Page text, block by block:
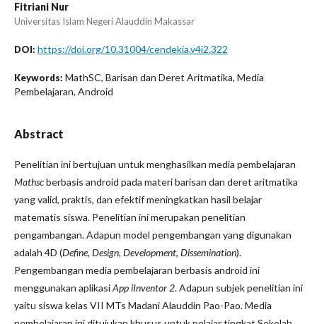
Fitriani Nur
Universitas Islam Negeri Alauddin Makassar
DOI: https://doi.org/10.31004/cendekia.v4i2.322
Keywords: MathSC, Barisan dan Deret Aritmatika, Media
Pembelajaran, Android
Abstract
Penelitian ini bertujuan untuk menghasilkan media pembelajaran
Mathscberbasis android pada materi barisan dan deret aritmatika
yang valid, praktis, dan efektif meningkatkan hasil belajar
matematis siswa. Penelitian ini merupakan penelitian
pengambangan. Adapun model pengembangan yang digunakan
adalah 4D (Define, Design, Development, Dissemination).
Pengembangan media pembelajaran berbasis android ini
menggunakan aplikasiApp iInventor 2. Adapun subjek penelitian ini
yaitu siswa kelas VII MTs Madani Alauddin Pao-Pao. Media